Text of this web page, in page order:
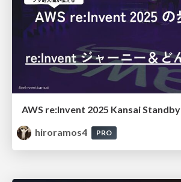
AWS re:Invent 2025 Kansai Standby
hiroramos4
PRO